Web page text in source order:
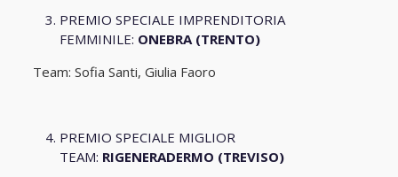
PREMIO SPECIALE IMPRENDITORIA
FEMMINILE: ONEBRA (TRENTO)
Team: Sofia Santi, Giulia Faoro
PREMIO SPECIALE MIGLIOR
TEAM: RIGENERADERMO (TREVISO)